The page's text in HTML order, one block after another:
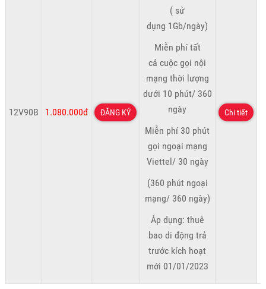
12V90B 1.080.000đ ĐĂNG KÝ
( sử
dụng 1Gb/ngày)
Miễn phí tất
cả cuộc gọi nội
mạng thời lượng
dưới 10 phút/ 360
ngày
Miễn phí 30 phút
gọi ngoại mạng
Viettel/ 30 ngày
(360 phút ngoại
mạng/ 360 ngày)
Áp dụng: thuê
bao di động trả
trước kích hoạt
mới 01/01/2023
Chi tiết